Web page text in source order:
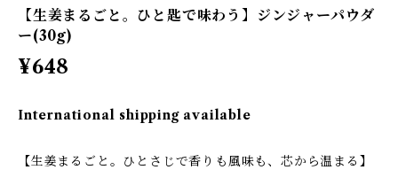
【生姜まるごと。ひと匙で味わう】ジンジャーパウダ
ー(30g)
¥648
International shipping available
【生姜まるごと。ひとさじで香りも風味も、芯から温まる】